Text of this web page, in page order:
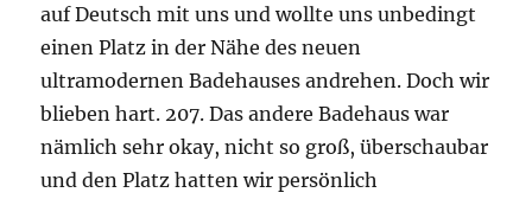
auf Deutsch mit uns und wollte uns unbedingt
einen Platz in der Nähe des neuen
ultramodernen Badehauses andrehen. Doch wir
blieben hart. 207. Das andere Badehaus war
nämlich sehr okay, nicht so groß, überschaubar
und den Platz hatten wir persönlich